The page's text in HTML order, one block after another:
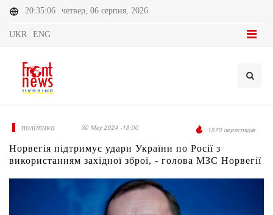
20:35:06 четвер, 06 серпня, 2026
UKR ENG
політика 30 May 2024 -18:00 1570 переглядів
Норвегія підтримує удари України по Росії з
використанням західної зброї, - голова МЗС Норвегії